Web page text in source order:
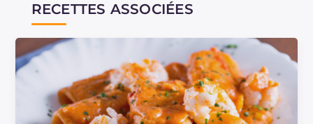
RECETTES ASSOCIÉES